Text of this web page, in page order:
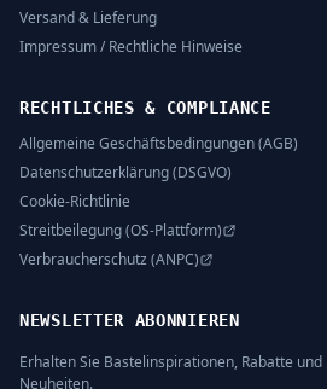
Versand & Lieferung
Impressum / Rechtliche Hinweise
RECHTLICHES & COMPLIANCE
Allgemeine Geschäftsbedingungen (AGB)
Datenschutzerklärung (DSGVO)
Cookie-Richtlinie
Streitbeilegung (OS-Plattform)
Verbraucherschutz (ANPC)
NEWSLETTER ABONNIEREN
Erhalten Sie Bastelinspirationen, Rabatte
Neuheiten.